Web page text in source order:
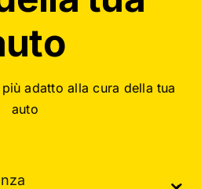
adatto alla cura della tua
auto